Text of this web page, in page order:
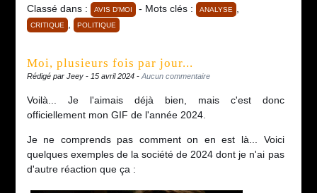
Classé dans : AVIS D'MOI - Mots clés : ANALYSE ,
CRITIQUE , POLITIQUE
Moi, plusieurs fois par jour...
Rédigé par Jeey - 15 avril 2024 - Aucun commentaire
Voilà... Je l'aimais déjà bien, mais c'est donc
officiellement mon GIF de l'année 2024.
Je ne comprends pas comment on en est là... Voici
quelques exemples de la société de 2024 dont je n'ai pas
d'autre réaction que ça :